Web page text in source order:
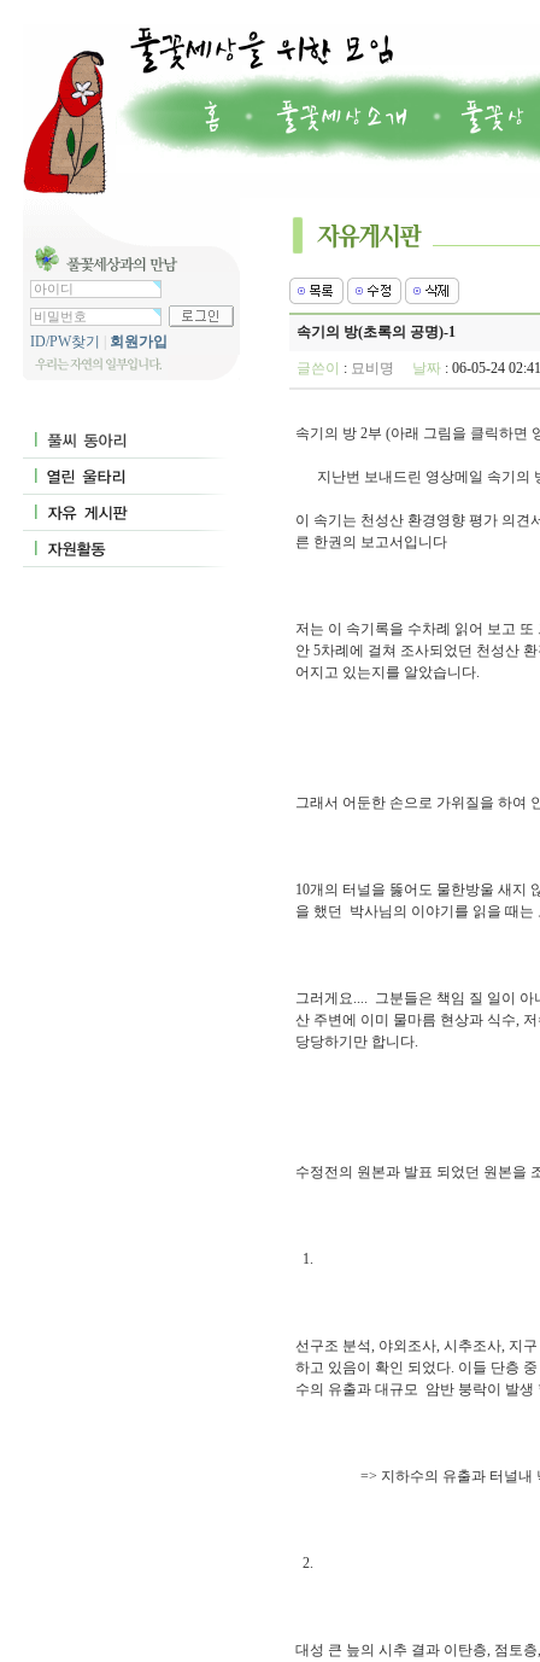
ID/PW찾기 회원가입
속기의 방(초록의 공명)-1
글쓴이 : 묘비명 날짜: 06-05-24
속기의 방 2부 (아래 그림을 클릭하면
지난번 보내드린 영상메일 속기의
이 속기는 천성산 환경영향 평가 의
른 한권의 보고서입니다
저는 이 속기록을 수차례 읽어 보고
안 5차례에 걸쳐 조사되었던 천성산
어지고 있는지를 알았습니다.
그래서 어둔한 손으로 가위질을 하여
10개의 터널을 뚫어도 물한방울 새지
을 했던 박사님의 이야기를 읽을 때
그러게요.... 그분들은 책임 질 일이
산 주변에 이미 물마름 현상과 식수,
당당하기만 합니다.
수정전의 원본과 발표 되었던 원본을
1.
선구조 분석, 야외조사, 시추조사, 지
하고 있음이 확인 되었다. 이들 단층
수의 유출과 대규모 암반 붕락이 발생
=> 지하수의 유출과 터널내 낙
2.
대성 큰 늪의 시추 결과 이탄층, 점토